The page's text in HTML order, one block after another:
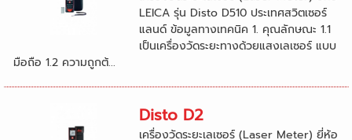
LEICA รุ่น Disto D510 ประเทศสวิตเซอร์
แลนด์ ข้อมูลทางเทคนิค 1. คุณลักษณะ 1.1
เป็นเครื่องวัดระยะทางด้วยแสงเลเซอร์ แบบ
มือถือ 1.2 ความถูกต้...
Disto D2
เครื่องวัดระยะเลเซอร์ (Laser Meter) ยี่ห้อ